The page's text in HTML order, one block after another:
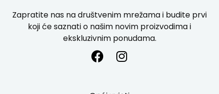
Zapratite nas na društvenim mrežama i budite prvi
koji će saznati o našim novim proizvodima i
ekskluzivnim ponudama.